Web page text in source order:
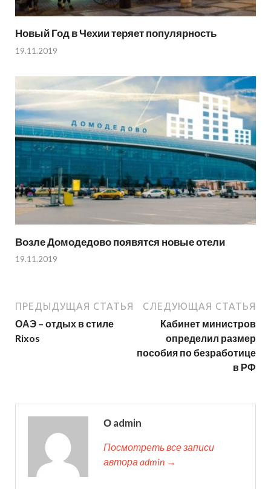
Новый Год в Чехии теряет популярность
19.11.2019
Возле Домодедово появятся новые отели
19.11.2019
ПРЕДЫДУЩАЯ СТАТЬЯ
ОАЭ – отдых в стиле
Rixos
СЛЕДУЮЩАЯ СТАТЬЯ
Кабинет министров
определил размер
пособия по безработице
в РФ
О admin
Посмотреть все записи
автора admin →